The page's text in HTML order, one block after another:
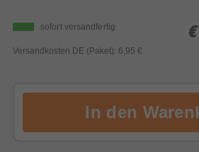
sofort versandfertig
Versandkosten DE (Paket): 6,95 €
€
€
€